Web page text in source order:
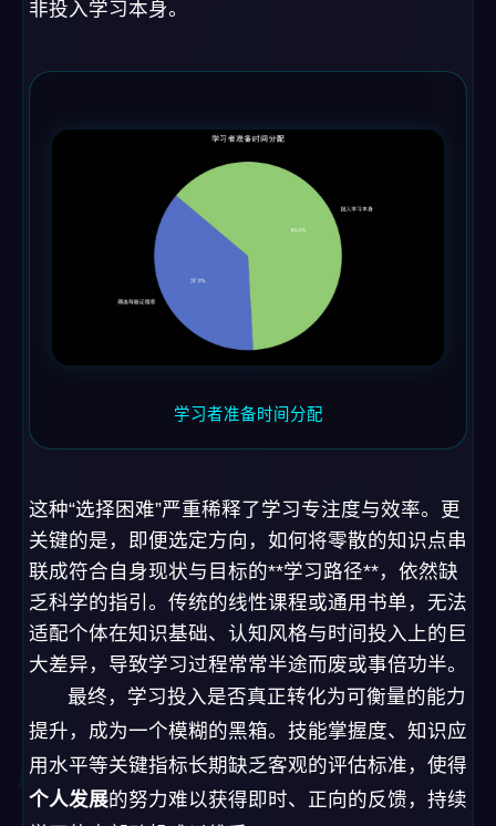
非投入学习本身。
学习者准备时间分配
这种“选择困难”严重稀释了学习专注度与效率。更
关键的是，即便选定方向，如何将零散的知识点串
联成符合自身现状与目标的**学习路径**，依然缺
乏科学的指引。传统的线性课程或通用书单，无法
适配个体在知识基础、认知风格与时间投入上的巨
大差异，导致学习过程常常半途而废或事倍功半。
最终，学习投入是否真正转化为可衡量的能力
提升，成为一个模糊的黑箱。技能掌握度、知识应
用水平等关键指标长期缺乏客观的评估标准，使得
个人发展的努力难以获得即时、正向的反馈，持续